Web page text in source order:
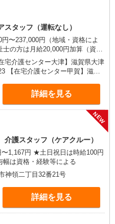
スタッフ（運転なし）
円〜237,000円（地域・資格によ
の方は月給20,000円加算（資格
費支給（30,000円上限／月） 別途
残業時間15時間）残業代全額支
宅介護センター大津】滋賀県大津
【在宅介護センター甲賀】滋賀
介護センター彦根】滋賀県彦根
センチュリーマンション110号室
ー長浜】滋賀県長浜市八幡東町
岡】京都府亀岡市千代川町今津
レジェンド千代川1階A号室
ー福知山】京都府福知山市駅南
ルファーユービル1階A号室
詳細を見る
NEW
護スタッフ（ケアクルー）
日祝日は時給100円
は資格・経験等による
神領二丁目32番21号
詳細を見る